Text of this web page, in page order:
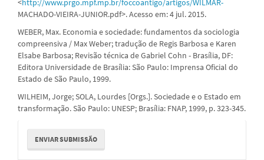
MACHADO-VIEIRA-JUNIOR.pdf>. Acesso em: 4 jul. 2015.
WEBER, Max. Economia e sociedade: fundamentos da sociologia
compreensiva / Max Weber; tradução de Regis Barbosa e Karen
Elsabe Barbosa; Revisão técnica de Gabriel Cohn - Brasília, DF:
Editora Universidade de Brasília: São Paulo: Imprensa Oficial do
Estado de São Paulo, 1999.
WILHEIM, Jorge; SOLA, Lourdes [Orgs.]. Sociedade e o Estado em
transformação. São Paulo: UNESP; Brasília: FNAP, 1999, p. 323-345.
Enviar
Submissão
ENVIAR SUBMISSÃO